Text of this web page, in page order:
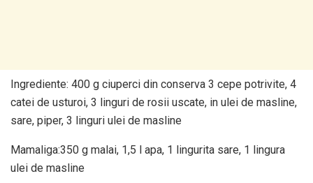
Ingrediente: 400 g ciuperci din conserva 3 cepe potrivite, 4
catei de usturoi, 3 linguri de rosii uscate, in ulei de masline,
sare, piper, 3 linguri ulei de masline
Mamaliga:350 g malai, 1,5 l apa, 1 lingurita sare, 1 lingura
ulei de masline